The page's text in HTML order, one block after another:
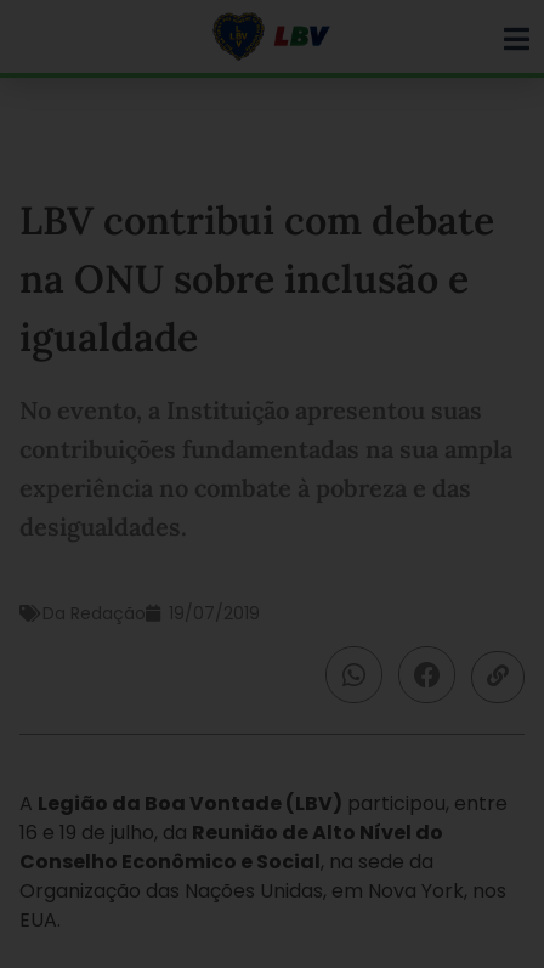
LBV contribui com debate
na ONU sobre inclusão e
igualdade
No evento, a Instituição apresentou suas
contribuições fundamentadas na sua ampla
experiência no combate à pobreza e das
desigualdades.
Da Redação 19/07/2019
A Legião da Boa Vontade (LBV) participou, entre
16 e 19 de julho, da Reunião de Alto Nível do
Conselho Econômico e Social, na sede da
Organização das Nações Unidas, em Nova York, nos
EUA.